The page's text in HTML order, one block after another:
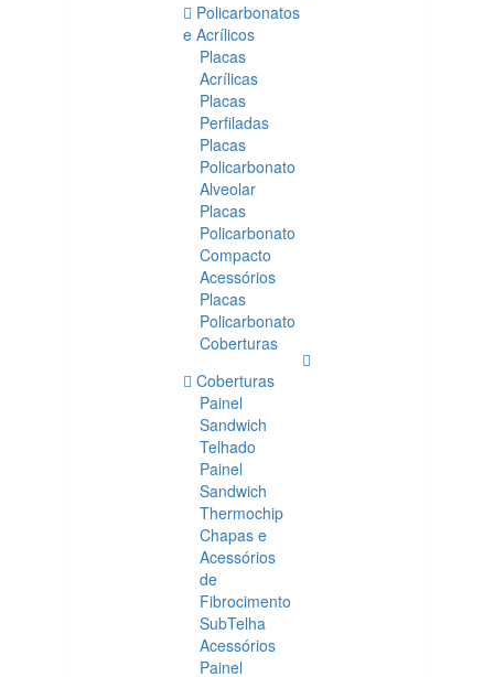
Policarbonatos
e Acrílicos
Placas
Acrílicas
Placas
Perfiladas
Placas
Policarbonato
Alveolar
Placas
Policarbonato
Compacto
Acessórios
Placas
Policarbonato
Coberturas
Coberturas
Painel
Sandwich
Telhado
Painel
Sandwich
Thermochip
Chapas e
Acessórios
de
Fibrocimento
SubTelha
Acessórios
Painel